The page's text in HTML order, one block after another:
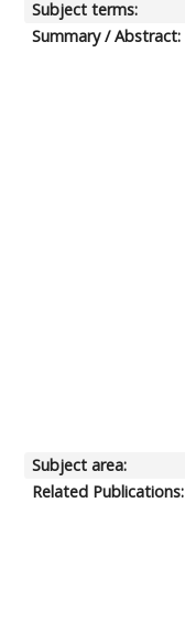
Subject terms:
Summary / Abstract:
Subject area:
Related Publications: